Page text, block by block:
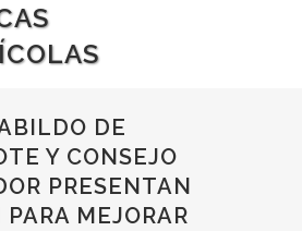
DE
Y CONSEJO
PRESENTAN
MEJORAR